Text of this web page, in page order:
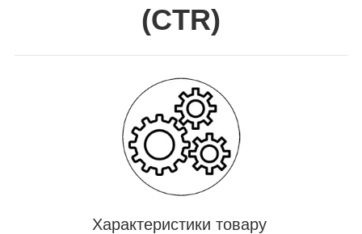
(CTR)
Характеристики товару